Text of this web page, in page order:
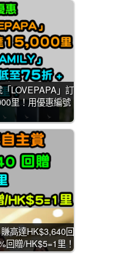
「LOVEPAPA」訂
里！用優惠編號
高達HK$3,640回
回贈/HK$5=1里！